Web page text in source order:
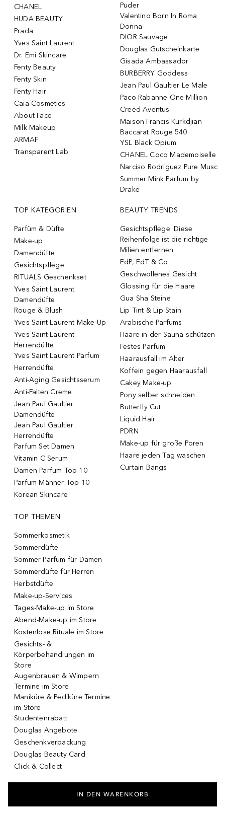
CHANEL
HUDA BEAUTY
Prada
Yves Saint Laurent
Dr. Emi Skincare
Fenty Beauty
Fenty Skin
Fenty Hair
Caia Cosmetics
About Face
Milk Makeup
ARMAF
Transparent Lab
Puder
Valentino Born In Roma
Donna
DIOR Sauvage
Douglas Gutscheinkarte
Gisada Ambassador
BURBERRY Goddess
Jean Paul Gaultier Le Male
Paco Rabanne One Million
Creed Aventus
Maison Francis Kurkdjian
Baccarat Rouge 540
YSL Black Opium
CHANEL Coco Mademoiselle
Narciso Rodriguez Pure Musc
Summer Mink Parfum by
Drake
TOP KATEGORIEN
Parfüm & Düfte
Make-up
Damendüfte
Gesichtspflege
RITUALS Geschenkset
Yves Saint Laurent
Damendüfte
Rouge & Blush
Yves Saint Laurent Make-Up
Yves Saint Laurent
Herrendüfte
Yves Saint Laurent Parfum
Herrendüfte
Anti-Aging Gesichtsserum
Anti-Falten Creme
Jean Paul Gaultier
Damendüfte
Jean Paul Gaultier
Herrendüfte
Parfum Set Damen
Vitamin C Serum
Damen Parfum Top 10
Parfum Männer Top 10
Korean Skincare
BEAUTY TRENDS
Gesichtspflege: Diese
Reihenfolge ist die richtige
Milien entfernen
EdP, EdT & Co.
Geschwollenes Gesicht
Glossing für die Haare
Gua Sha Steine
Lip Tint & Lip Stain
Arabische Parfums
Haare in der Sauna schützen
Festes Parfum
Haarausfall im Alter
Koffein gegen Haarausfall
Cakey Make-up
Pony selber schneiden
Butterfly Cut
Liquid Hair
PDRN
Make-up für große Poren
Haare jeden Tag waschen
Curtain Bangs
TOP THEMEN
Sommerkosmetik
Sommerdüfte
Sommer Parfum für Damen
Sommerdüfte für Herren
Herbstdüfte
Make-up-Services
Tages-Make-up im Store
Abend-Make-up im Store
Kostenlose Rituale im Store
Gesichts- &
Körperbehandlungen im
Store
Augenbrauen & Wimpern
Termine im Store
Maniküre & Pediküre Termine
im Store
Studentenrabatt
Douglas Angebote
Geschenkverpackung
Douglas Beauty Card
Click & Collect
IN DEN WARENKORB